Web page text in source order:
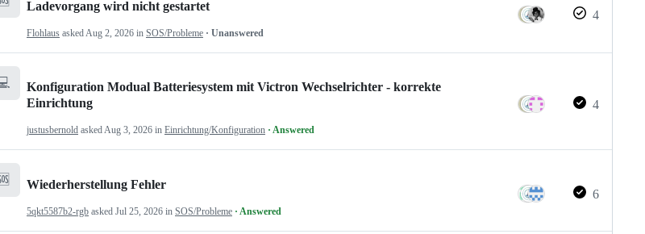
Ladevorgang wird nicht gestartet
Flohlaus asked Aug 2, 2026 in SOS/Probleme · Unanswered
4
Konfiguration Modual Batteriesystem mit Victron Wechselrichter - korrekte
Einrichtung
justusbernold asked Aug 3, 2026 in Einrichtung/Konfiguration · Answered
4
Wiederherstellung Fehler
5qkt5587b2-rgb asked Jul 25, 2026 in SOS/Probleme · Answered
6